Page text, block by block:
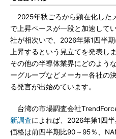
2025年秋ごろから顕在化した
で上昇ペースが一段と加速して
社が相次いで、2026年第1四半
上昇するという見立てを発表し
その他の半導体業界にどのよう
ーグループなどメーカー各社の
る発言が出始めています。
台湾の市場調査会社
新調査によれば、2026年第1四
価格は前四半期比90～95％、